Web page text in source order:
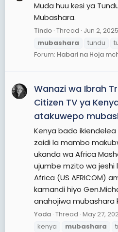
Muda huu kesi ya
Mubashara.
Tindo Thread Jun 2, 2025
mubashara
tundu
Forum: Habari na Hoja
Wanazi wa Ibrah
Citizen TV ya
atakuwepo
Kenya bado
zaidi la mambo
ukanda wa Africa
ujumbe mzito wa jeshi
Africa (US AFRICOM)
kamandi hiyo
anahojiwa mubashara
Yoda Thread May 27,
kenya
mubashara